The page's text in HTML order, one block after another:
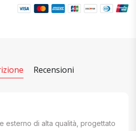
Recensioni
esterno di alta qualità, progettato